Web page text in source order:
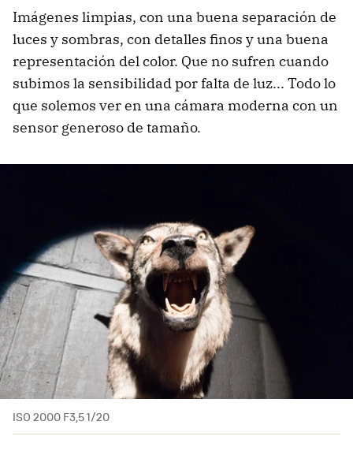
Imágenes limpias, con una buena separación de
luces y sombras, con detalles finos y una buena
representación del color. Que no sufren cuando
subimos la sensibilidad por falta de luz... Todo lo
que solemos ver en una cámara moderna con un
sensor generoso de tamaño.
ISO 2000 F3,5 1/20